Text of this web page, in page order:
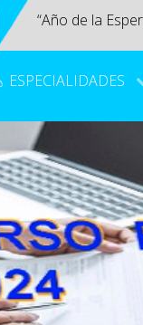
“Año de la
ESPECIALIDADES